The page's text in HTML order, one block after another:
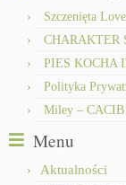
Szczenięta
CHARAKTER
PIES KOCHA
Polityka
Miley – CACIB
Menu
Aktualności